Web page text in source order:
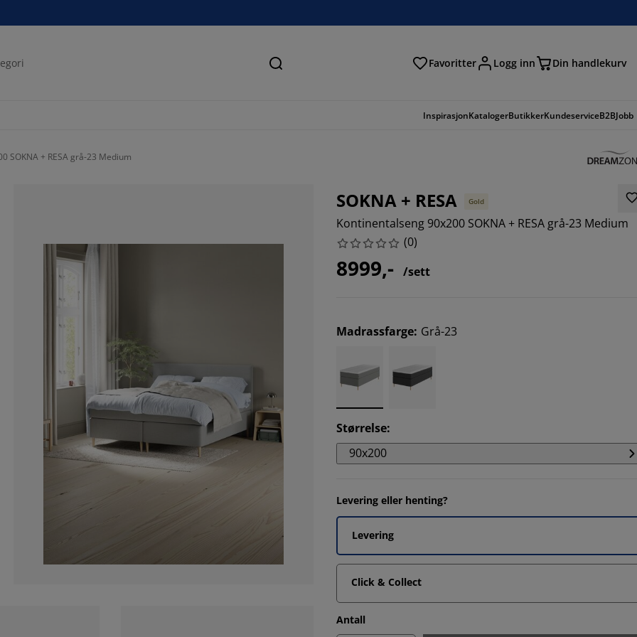
Søk Favoritter Logg inn Din handlekurv
InspirasjonKatalogerButikkerKundeserviceB2BJobb
SOKNA + RESA grå-23 Medium
SOKNA + RESA Gold
Kontinentalseng 90x200 SOKNA + RESA grå-23 Medium
(0)
8999,- /sett
Madrassfarge: Grå-23
Størrelse:
90x200
Levering eller henting?
Levering
Click & Collect
Antall